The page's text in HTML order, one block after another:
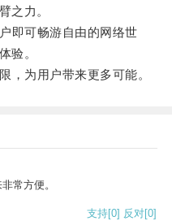
之力。
可畅游自由的网络世
验。
为用户带来更多可能。
常方便。
支持[0] 反对[0]